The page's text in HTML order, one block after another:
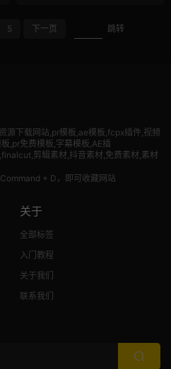
5 下一页 跳转
源下载网站,pr模板,ae模板,fcpx插件,视频
,pr免费模板,字幕模板,AE插
剪辑素材,抖音素材,免费素材,素材
+ D，即可收藏网站
关于
全部标签
入门教程
关于我们
联系我们